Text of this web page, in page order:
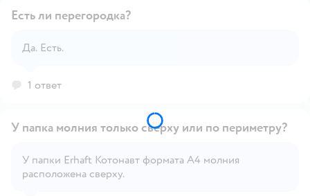
Есть ли перегородка?
Да. Есть.
1 ответ
У папка молния только сверху или по периметру?
У папки Erhaft Котонавт формата А4 молния
расположена сверху.